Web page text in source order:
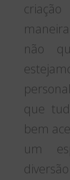
não
que
bem
um